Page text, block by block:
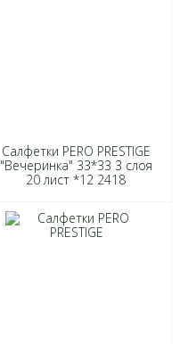
Салфетки PERO PRESTIGE
"Вечеринка" 33*33 3 слоя
20 лист *12 2418